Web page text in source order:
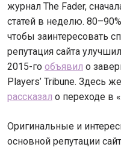
журнал The Fader,
статей в неделю.
чтобы заинтересовать
репутация сайта
2015-го объявил о
Players’ Tribune. Здесь же
рассказал о переходе в
Оригинальные и
основной репутации